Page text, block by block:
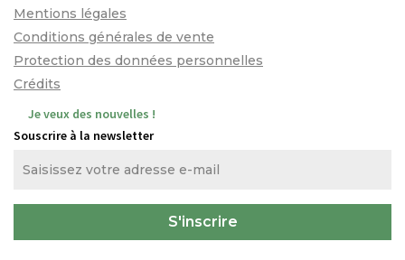
Mentions légales
Conditions générales de vente
Protection des données personnelles
Crédits
Je veux des nouvelles !
Souscrire à la newsletter